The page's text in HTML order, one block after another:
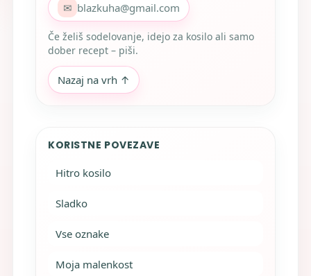
✉ blazkuha@gmail.com
Če želiš sodelovanje, idejo za kosilo ali samo
dober recept – piši.
Nazaj na vrh ↑
KORISTNE POVEZAVE
Hitro kosilo
Sladko
Vse oznake
Moja malenkost